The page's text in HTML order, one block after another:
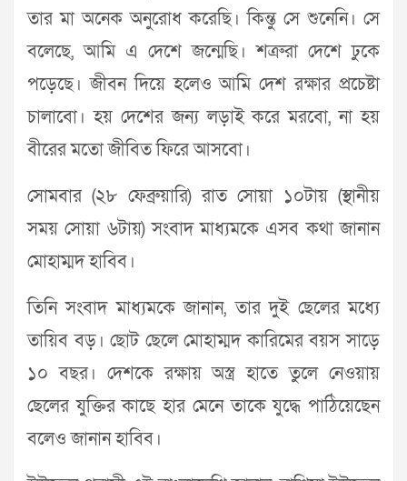
তার মা অনেক অনুরোধ করেছি। কিন্তু সে শুনেনি। সে
বলেছে, আমি এ দেশে জন্মেছি। শত্রুরা দেশে ঢুকে
পড়েছে। জীবন দিয়ে হলেও আমি দেশ রক্ষার প্রচেষ্টা
চালাবো। হয় দেশের জন্য লড়াই করে মরবো, না হয়
বীরের মতো জীবিত ফিরে আসবো।
সোমবার (২৮ ফেব্রুয়ারি) রাত সোয়া ১০টায় (স্থানীয়
সময় সোয়া ৬টায়) সংবাদ মাধ্যমকে এসব কথা জানান
মোহাম্মদ হাবিব।
তিনি সংবাদ মাধ্যমকে জানান, তার দুই ছেলের মধ্যে
তায়িব বড়। ছোট ছেলে মোহাম্মদ কারিমের বয়স সাড়ে
১০ বছর। দেশকে রক্ষায় অস্ত্র হাতে তুলে নেওয়ায়
ছেলের যুক্তির কাছে হার মেনে তাকে যুদ্ধে পাঠিয়েছেন
বলেও জানান হাবিব।